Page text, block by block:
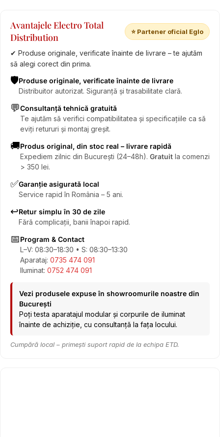
Avantajele Electro Total
Distribution
⭐ Partener oficial Eglo
✔ Produse originale, verificate înainte de livrare – te ajutăm
să alegi corect din prima.
🛡️Produse originale, verificate înainte de livrare
Distribuitor autorizat. Siguranță și trasabilitate clară.
💬Consultanță tehnică gratuită
Te ajutăm să verifici compatibilitatea și specificațiile ca să
eviți retururi și montaj greșit.
🚚Produs original, din stoc real – livrare rapidă
Expediem zilnic din București (24–48h). Gratuit la comenzi
> 350 lei.
✅Garanție asigurată local
Service rapid în România – 5 ani.
↩️Retur simplu în 30 de zile
Fără complicații, banii înapoi rapid.
📅Program & Contact
L–V: 08:30–18:30 • S: 08:30–13:30
Aparataj: 0735 474 091
Iluminat: 0752 474 091
Vezi produsele expuse în showroomurile noastre din
București
Poți testa aparatajul modular și corpurile de iluminat
înainte de achiziție, cu consultanță la fața locului.
Cumpără local – primești suport rapid de la echipa ETD.